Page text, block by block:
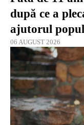
după ce a
ajutorul
06 AUGUST 2026